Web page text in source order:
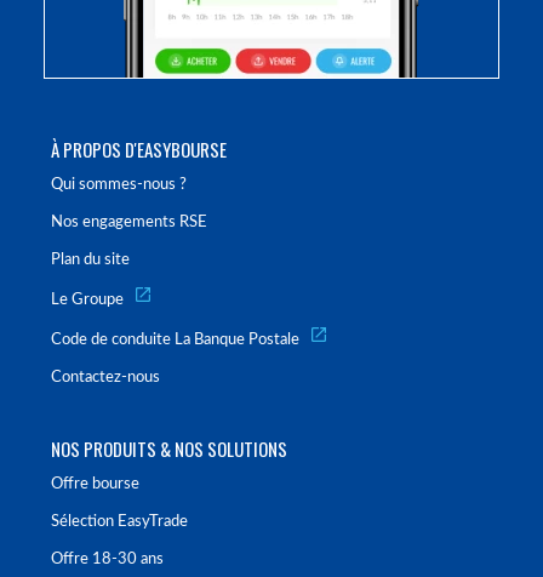
À PROPOS D'EASYBOURSE
Qui sommes-nous ?
Nos engagements RSE
Plan du site
Le Groupe
Code de conduite La Banque Postale
Contactez-nous
NOS PRODUITS & NOS SOLUTIONS
Offre bourse
Sélection EasyTrade
Offre 18-30 ans